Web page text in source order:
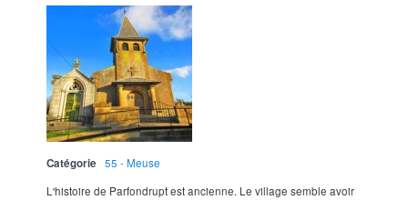
Catégorie
55 - Meuse
L'histoire de Parfondrupt est ancienne. Le village semble avoir